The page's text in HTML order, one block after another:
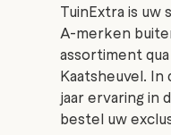
TuinExtra is
A-merken
assortiment
Kaatsheuvel.
jaar ervaring in
bestel uw